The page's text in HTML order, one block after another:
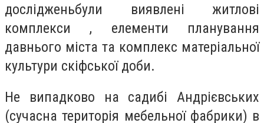
дослідженьбули виявлені житлові
комплекси , елементи планування
давнього міста та комплекс матеріальної
культури скіфської доби.
Не випадково на садибі Андрієвських
(сучасна територія мебельної фабрики) в